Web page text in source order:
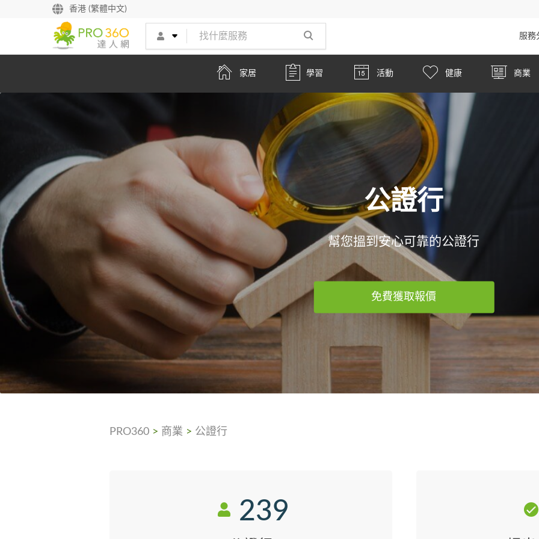
香港 (繁體中文)
服務
找專家 買服務
家居 學習 活動 健康 商業
公證行
幫您搵到安心可靠的公證行
免費獲取報價
PRO360> 商業 > 公證行
239